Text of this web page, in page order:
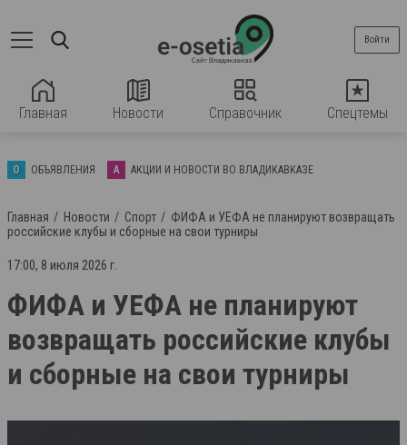
Главная Новости Справочник Спецтемы
Войти
О ОБЪЯВЛЕНИЯ А АКЦИИ И НОВОСТИ ВО ВЛАДИКАВКАЗЕ
Главная Новости Спорт
ФИФА и УЕФА не планируют возвращать
российские клубы и сборные на свои турниры
17:00, 8 июля 2026 г.
ФИФА и УЕФА не планируют
возвращать российские клубы
и сборные на свои турниры